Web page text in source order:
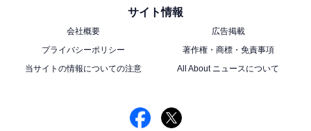
サイト情報
会社概要
広告掲載
プライバシーポリシー
著作権・商標・免責事項
当サイトの情報についての注意
All About ニュースについて